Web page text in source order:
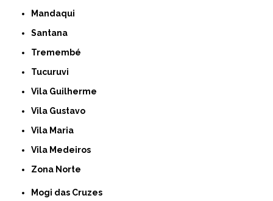
Mandaqui
Santana
Tremembé
Tucuruvi
Vila Guilherme
Vila Gustavo
Vila Maria
Vila Medeiros
Zona Norte
Mogi das Cruzes